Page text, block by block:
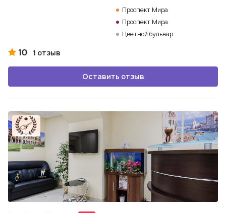
Проспект Мира
Проспект Мира
Цветной бульвар
10 1 отзыв
Оставить отзыв